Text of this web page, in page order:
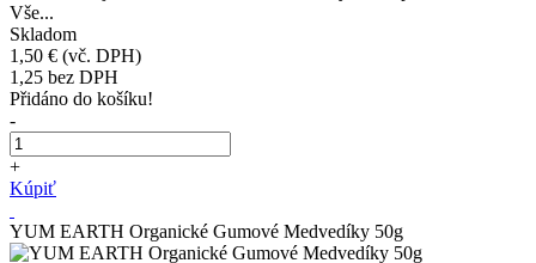
Vše...
Skladom
1,50 € (vč. DPH)
1,25 bez DPH
Přidáno do košíku!
-
+
Kúpiť
YUM EARTH Organické Gumové Medvedíky 50g